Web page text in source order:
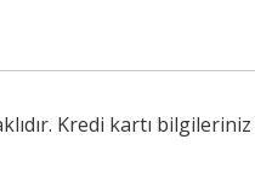
Kredi kartı